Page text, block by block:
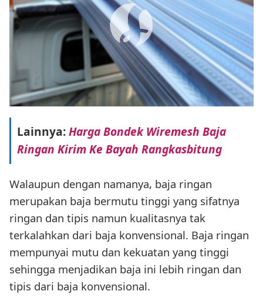
Lainnya:Harga Bondek Wiremesh Baja
Ringan Kirim Ke Bayah Rangkasbitung
Walaupun dengan namanya, baja ringan
merupakan baja bermutu tinggi yang sifatnya
ringan dan tipis namun kualitasnya tak
terkalahkan dari baja konvensional. Baja ringan
mempunyai mutu dan kekuatan yang tinggi
sehingga menjadikan baja ini lebih ringan dan
tipis dari baja konvensional.